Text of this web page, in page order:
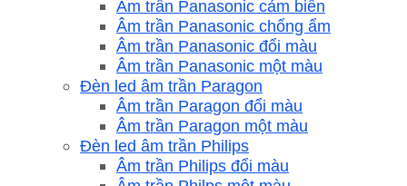
Âm trần Panasonic cảm biến
Âm trần Panasonic chống ẩm
Âm trần Panasonic đổi màu
Âm trần Panasonic một màu
Đèn led âm trần Paragon
Âm trần Paragon đổi màu
Âm trần Paragon một màu
Đèn led âm trần Philips
Âm trần Philips đổi màu